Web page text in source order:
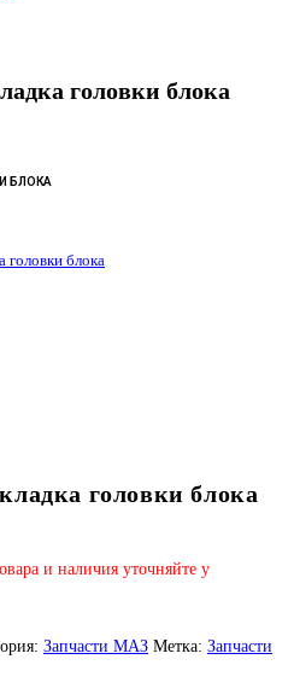
головки блока
БЛОКА
блока
головки блока
и наличия уточняйте у
Запчасти МАЗ Метка: Запчасти